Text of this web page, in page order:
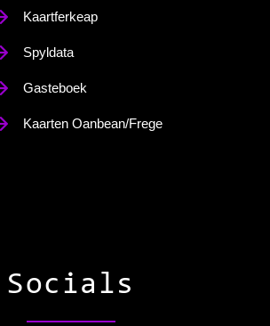
Kaartferkeap
Spyldata
Gasteboek
Kaarten Oanbean/Frege
Socials